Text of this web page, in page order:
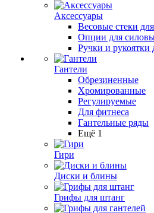
Аксессуары
Весовые стеки
Опции для
Ручки и рукоятки
Гантели
Обрезиненные
Хромированные
Регулируемые
Для фитнеса
Гантельные ряды
Ещё 1
Гири
Диски и блины
Грифы для штанг